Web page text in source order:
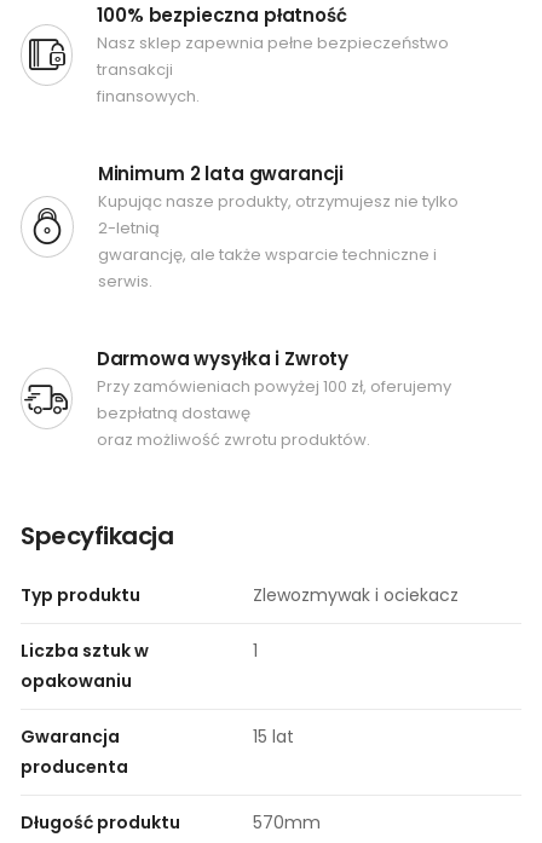
100% bezpieczna płatność
Nasz sklep zapewnia pełne bezpieczeństwo
transakcji
finansowych.
Minimum 2 lata gwarancji
Kupując nasze produkty, otrzymujesz nie tylko
2-letnią
gwarancję, ale także wsparcie techniczne i
serwis.
Darmowa wysyłka i Zwroty
Przy zamówieniach powyżej 100 zł, oferujemy
bezpłatną dostawę
oraz możliwość zwrotu produktów.
Specyfikacja
Typ produktu Zlewozmywak i ociekacz
Liczba sztuk w
opakowaniu
1
Gwarancja
producenta
15 lat​
Długość produktu 570mm